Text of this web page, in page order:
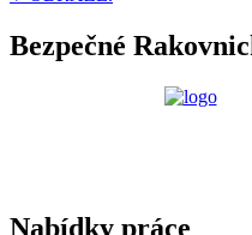
Bezpečné
Nabídky práce